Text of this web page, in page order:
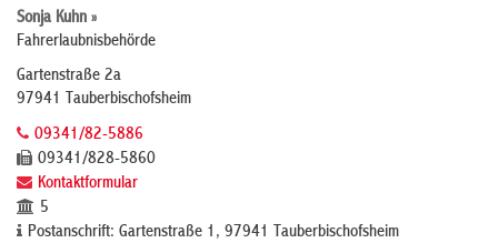
Sonja Kuhn »
Fahrerlaubnisbehörde
Gartenstraße 2a
97941 Tauberbischofsheim
09341/82-5886
09341/828-5860
Kontaktformular
5
Postanschrift: Gartenstraße 1, 97941 Tauberbischofsheim